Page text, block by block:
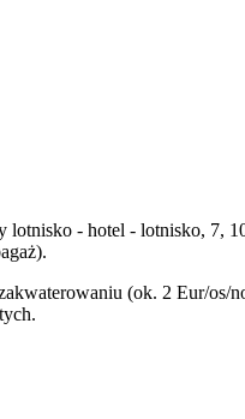
lotnisko - hotel - lotnisko,
(ok. 2 Eur/